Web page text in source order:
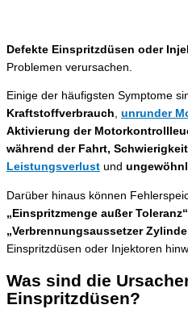
Defekte Einspritzdüsen oder
Problemen verursachen.
Einige der häufigsten Symptome
Kraftstoffverbrauch, unrunder
Aktivierung der
während der Fahrt,
Leistungsverlust und
Darüber hinaus können
„Einspritzmenge außer
„Verbrennungsaussetzer
Einspritzdüsen oder Injektoren
Was sind die
Einspritzdüsen?